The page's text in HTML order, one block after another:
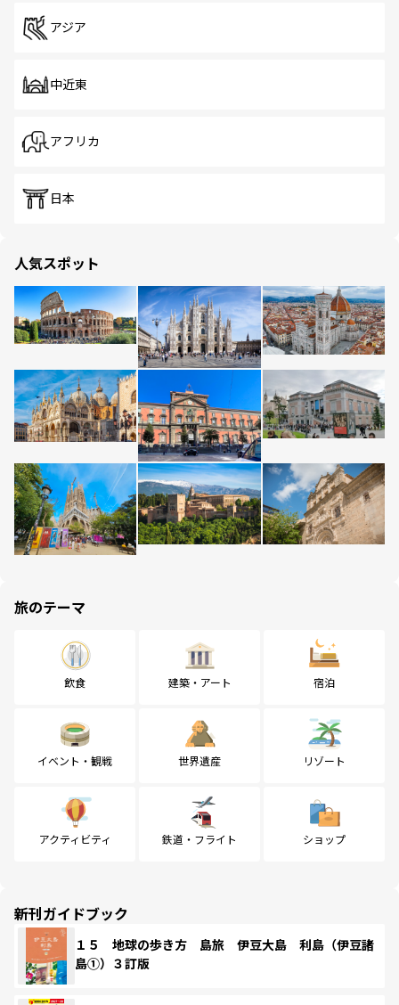
アジア
中近東
アフリカ
日本
人気スポット
旅のテーマ
飲食 建築・アート 宿泊
イベント・観戦 世界遺産 リゾート
アクティビティ 鉄道・フライト ショップ
新刊ガイドブック
１５ 地球の歩き方 島旅 伊豆大島 利島（伊豆諸
島①）３訂版